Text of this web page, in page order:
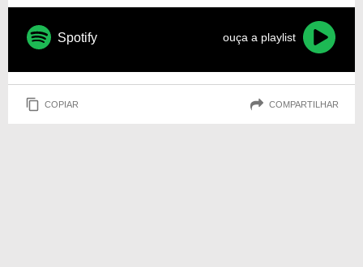
Spotify ouça a playlist
COPIAR COMPARTILHAR